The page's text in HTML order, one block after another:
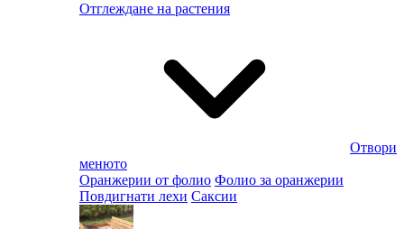
Отглеждане на растения
Отвори
менюто
Оранжерии от фолио Фолио за оранжерии
Повдигнати лехи Саксии